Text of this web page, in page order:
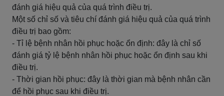
đánh giá hiệu quả của quá trình điều trị.
Một số chỉ số và tiêu chí đánh giá hiệu quả của quá trình
điều trị bao gồm:
- Tỉ lệ bệnh nhân hồi phục hoặc ổn định: đây là chỉ số
đánh giá tỷ lệ bệnh nhân hồi phục hoặc ổn định sau khi
điều trị.
- Thời gian hồi phục: đây là thời gian mà bệnh nhân cần
để hồi phục sau khi điều trị.